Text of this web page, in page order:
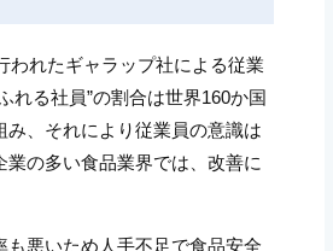
われたギャラップ社による従業
れる社員”の割合は世界160か国
、それにより従業員の意識は
の多い食品業界では、改善に
悪いため人手不足で食品安全